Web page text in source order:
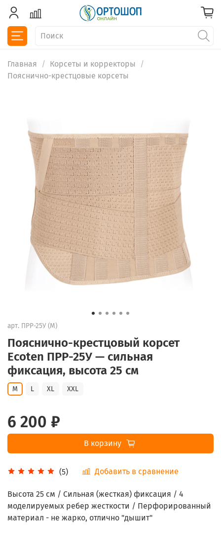
Главная
Корсеты и корректоры
Пояснично-крестцовые корсеты
арт. ПРР-25У (M)
Пояснично-крестцовый корсет
Ecoten ПРР-25У — сильная
фиксация, высота 25 см
(5) Добавить в сравнение
M L XL XXL
6 200 ₽
В корзину
Высота 25 см / Сильная (жесткая) фиксация / 4
моделируемых ребер жесткости / Перфорированный
материал - не жарко, отлично "дышит"